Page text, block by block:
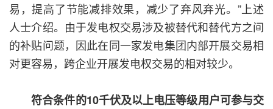
易，提高了节能减排效果，减少了弃风弃光。”上述
人士介绍。由于发电权交易涉及被替代和替代方之间
的补贴问题，因此在同一家发电集团内部开展交易相
对更容易，跨企业开展发电权交易的相对较少。
符合条件的10千伏及以上电压等级用户可参与交